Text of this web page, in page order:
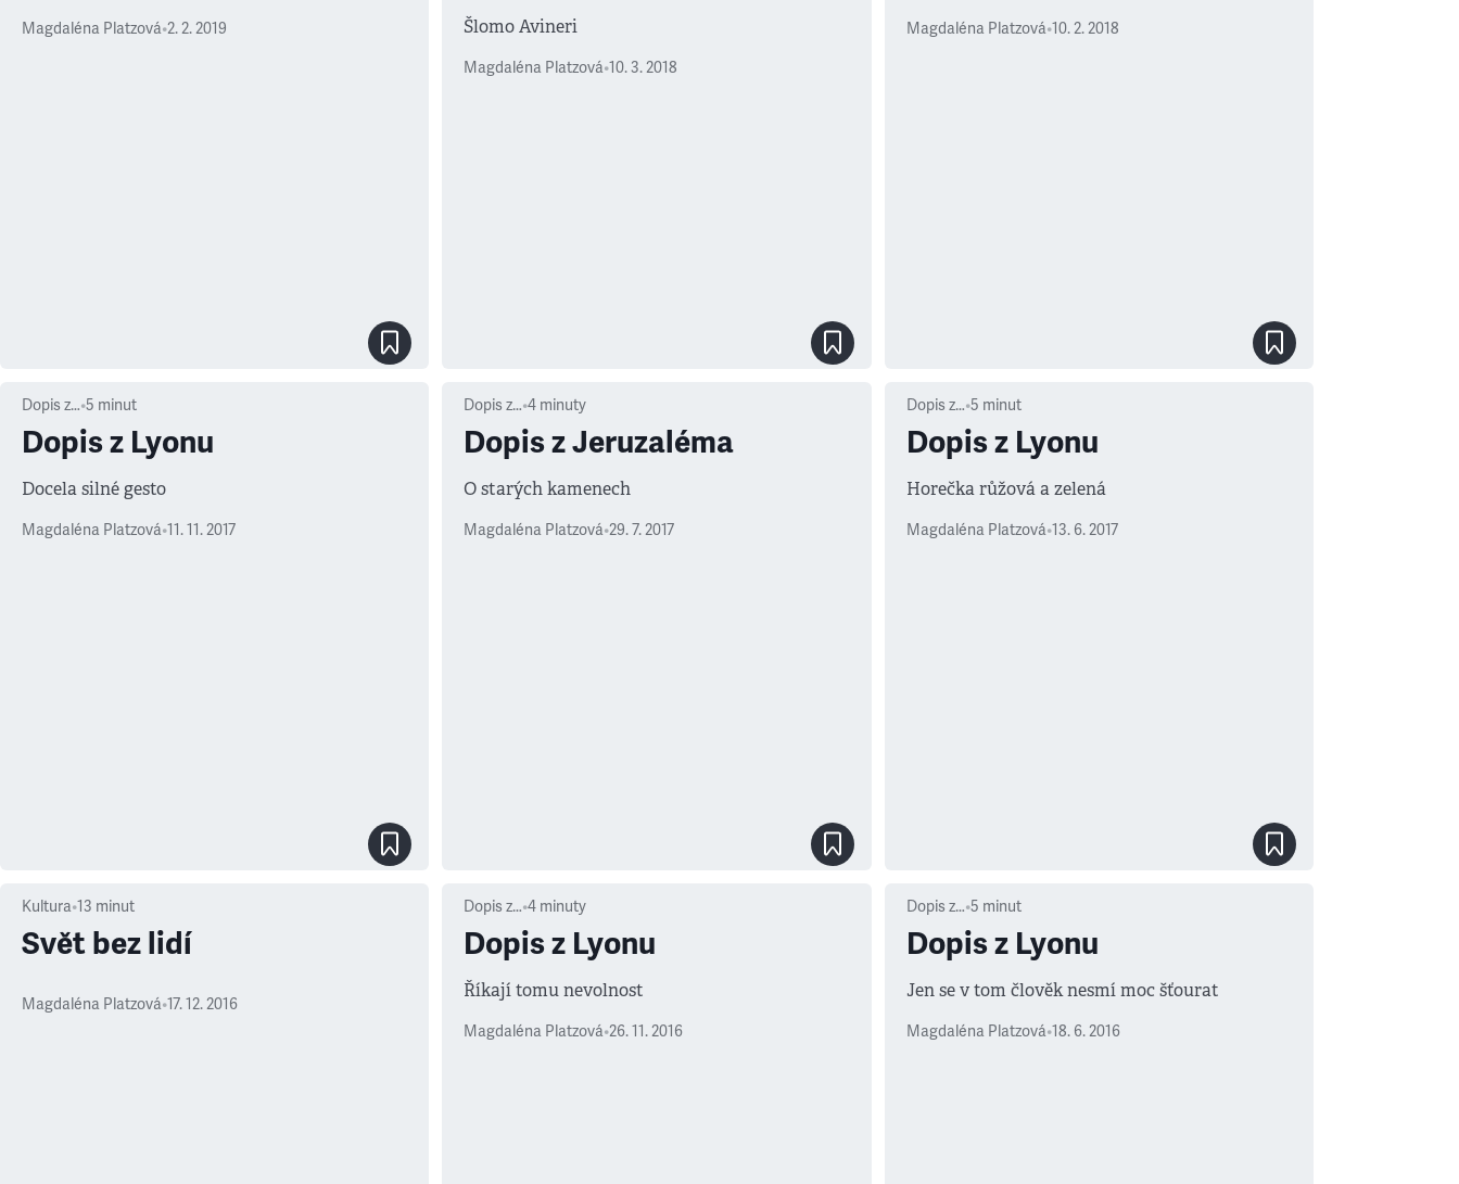
Magdaléna Platzová•2. 2. 2019 Šlomo Avineri
Magdaléna Platzová•10. 3. 2018
Magdaléna Platzová•10. 2. 2018
Dopis z…•5 minut
Dopis z Lyonu
Docela silné gesto
Magdaléna Platzová•11. 11. 2017
Dopis z…•4 minuty
Dopis z Jeruzaléma
O starých kamenech
Magdaléna Platzová•29. 7. 2017
Dopis z…•5 minut
Dopis z Lyonu
Horečka růžová a zelená
Magdaléna Platzová•13. 6. 2017
Kultura•13 minut
Svět bez lidí
Magdaléna Platzová•17. 12. 2016
Dopis z…•4 minuty
Dopis z Lyonu
Říkají tomu nevolnost
Magdaléna Platzová•26. 11. 2016
Dopis z…•5 minut
Dopis z Lyonu
Jen se v tom člověk nesmí moc šťourat
Magdaléna Platzová•18. 6. 2016